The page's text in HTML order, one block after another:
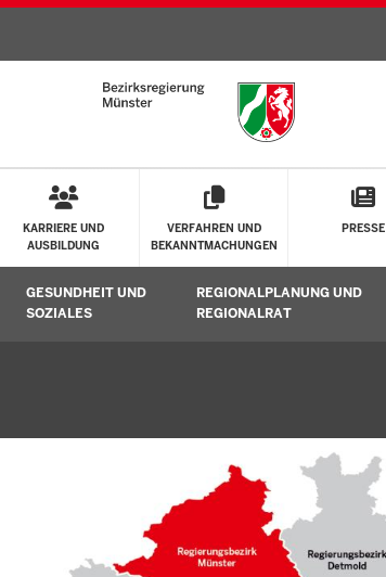
KARRIERE UND
AUSBILDUNG
VERFAHREN UND
BEKANNTMACHUNGEN
PRESSE
Untermenü öffnen
GESUNDHEIT UND
SOZIALES
Untermenü öffnen
REGIONALPLANUNG UND
REGIONALRAT